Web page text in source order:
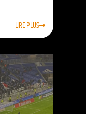
LIRE PLUS